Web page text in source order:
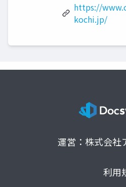
https://
kochi.jp/
運営：株式会社
利用